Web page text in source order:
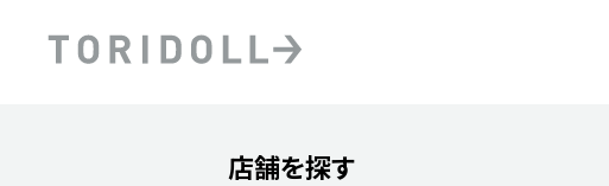
店舗を探す
Submit a search.